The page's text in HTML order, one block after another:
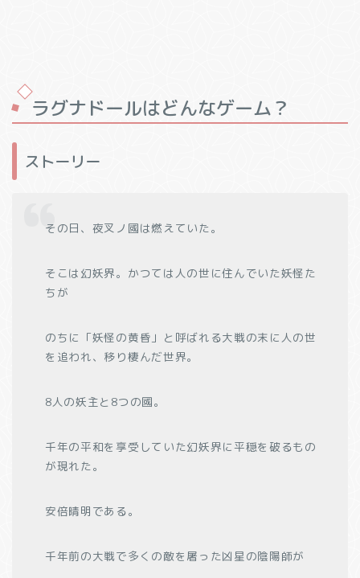
ラグナドールはどんなゲーム？
ストーリー
その日、夜叉ノ國は燃えていた。
そこは幻妖界。かつては人の世に住んでいた妖怪た
ちが
のちに「妖怪の黄昏」と呼ばれる大戦の末に人の世
を追われ、移り棲んだ世界。
8人の妖主と8つの國。
千年の平和を享受していた幻妖界に平穏を破るもの
が現れた。
安倍晴明である。
千年前の大戦で多くの敵を屠った凶星の陰陽師が